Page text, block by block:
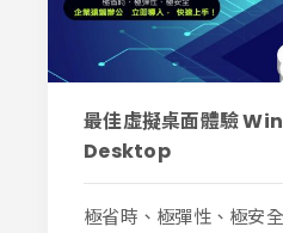
最佳虛擬桌面體驗
Desktop
極省時、極彈性、極安